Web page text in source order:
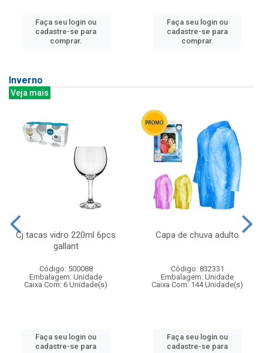
Faça seu login ou
cadastre-se para
comprar.
Faça seu login ou
cadastre-se para
comprar.
Inverno
Veja mais
Cj tacas vidro 220ml 6pcs
gallant
Código: 500088
Embalagem: Unidade
Caixa Com: 6 Unidade(s)
Faça seu login ou
cadastre-se para
Capa de chuva adulto
Código: 832331
Embalagem: Unidade
Caixa Com: 144 Unidade(s)
Faça seu login ou
cadastre-se para